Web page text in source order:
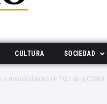
CULTURA SOCIEDAD
a manifestantes en FGJ de la CDMX